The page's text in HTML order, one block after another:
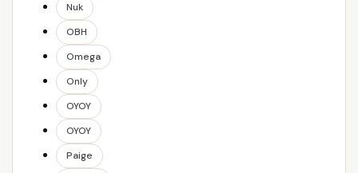
Nuk
OBH
Omega
Only
OYOY
OYOY
Paige